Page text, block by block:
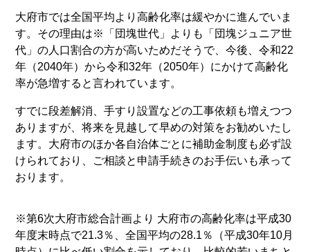
大府市では全国平均より高齢化率は緩やかに進んでいま
す。その理由は※「団塊世代」よりも「団塊ジュニア世
代」の人口割合の方が高いためだそうで、今後、令和22
年（2040年）から令和32年（2050年）にかけて高齢化
率が急増すると言われています。
すでに段差解消、手すり設置などの工事依頼も増えつつ
ありますが、将来を見越して早めの対策をお勧めいたし
ます。大府市のほか各自治体ごとに補助金制度も必ず設
けられており、ご相談と申請手続きのお手伝いも承って
おります。
※第6次大府市総合計画より 大府市の高齢化率は平成30
年度末時点で21.3％、全国平均の28.1％（平成30年10月